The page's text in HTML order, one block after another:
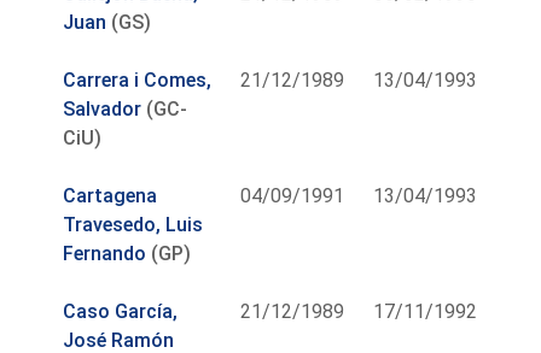
Juan (GS)
Carrera i Comes,
Salvador (GC-
CiU)
21/12/1989 13/04/1993
Cartagena
Travesedo, Luis
Fernando (GP)
04/09/1991 13/04/1993
Caso García,
José Ramón
21/12/1989 17/11/1992